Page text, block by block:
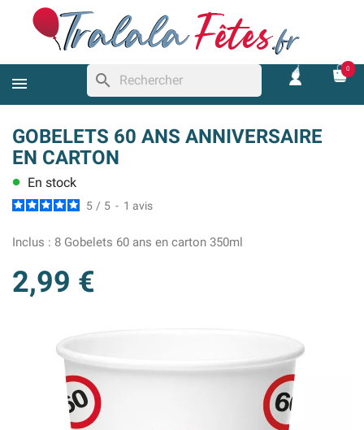
search
0
GOBELETS 60 ANS ANNIVERSAIRE
EN CARTON
lens En stock
5 / 5 - 1 avis
Inclus : 8 Gobelets 60 ans en carton 350ml
2,99 €